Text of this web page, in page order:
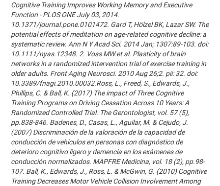
Cognitive Training Improves Working Memory and Executive
Function - PLOS ONE July 03, 2014.
10.1371/journal.pone.0101472. Gard T, Hölzel BK, Lazar SW. The
potential effects of meditation on age-related cognitive decline: a
systematic review. Ann N Y Acad Sci. 2014 Jan; 1307:89-103. doi:
10.1111/nyas.12348. 2. Voss MW et al. Plasticity of brain
networks in a randomized intervention trial of exercise training in
older adults. Front Aging Neurosci. 2010 Aug 26;2. pii: 32. doi:
10.3389/fnagi.2010.00032.Ross, L., Freed, S., Edwards, J.,
Phillips, C. & Ball, K. (2017) The impact of Three Cognitive
Training Programs on Driving Cessation Across 10 Years: A
Randomized Controlled Trial. The Gerontologist, vol. 57 (5),
pp.838-846. Badenes, D., Casas, L., Aguilar, M. & Cejudo, J.
(2007) Discriminación de la valoración de la capacidad de
conducción de vehículos en personas con diagnóstico de
deterioro cognitivo ligero y demencia en los exámenes de
conducción normalizados. MAPFRE Medicina, vol. 18 (2), pp.98-
107. Ball, K., Edwards, J., Ross, L. & McGwin, G. (2010) Cognitive
Training Decreases Motor Vehicle Collision Involvement Among